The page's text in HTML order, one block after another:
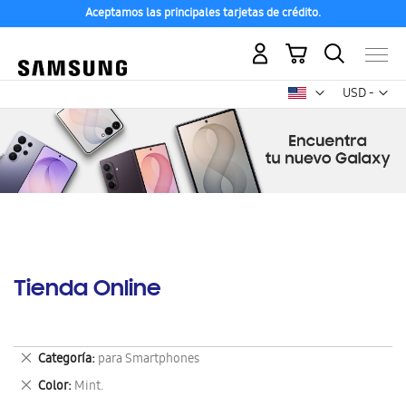
Aceptamos las principales tarjetas de crédito.
USD -
dólar
Mi carrito
Tienda Online
Categoría para Smartphones
Eliminar
este
artículo
Color Mint.
Eliminar